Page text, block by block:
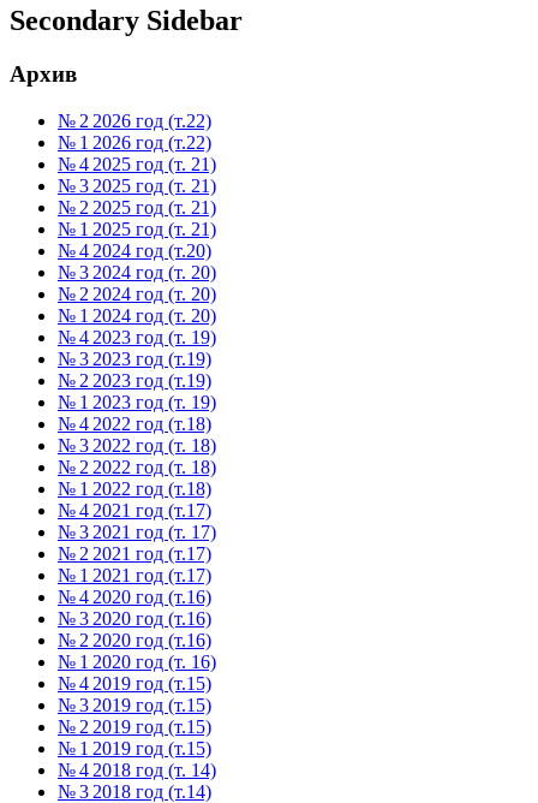
Secondary Sidebar
Архив
№ 2 2026 год (т.22)
№ 1 2026 год (т.22)
№ 4 2025 год (т. 21)
№ 3 2025 год (т. 21)
№ 2 2025 год (т. 21)
№ 1 2025 год (т. 21)
№ 4 2024 год (т.20)
№ 3 2024 год (т. 20)
№ 2 2024 год (т. 20)
№ 1 2024 год (т. 20)
№ 4 2023 год (т. 19)
№ 3 2023 год (т.19)
№ 2 2023 год (т.19)
№ 1 2023 год (т. 19)
№ 4 2022 год (т.18)
№ 3 2022 год (т. 18)
№ 2 2022 год (т. 18)
№ 1 2022 год (т.18)
№ 4 2021 год (т.17)
№ 3 2021 год (т. 17)
№ 2 2021 год (т.17)
№ 1 2021 год (т.17)
№ 4 2020 год (т.16)
№ 3 2020 год (т.16)
№ 2 2020 год (т.16)
№ 1 2020 год (т. 16)
№ 4 2019 год (т.15)
№ 3 2019 год (т.15)
№ 2 2019 год (т.15)
№ 1 2019 год (т.15)
№ 4 2018 год (т. 14)
№ 3 2018 год (т.14)